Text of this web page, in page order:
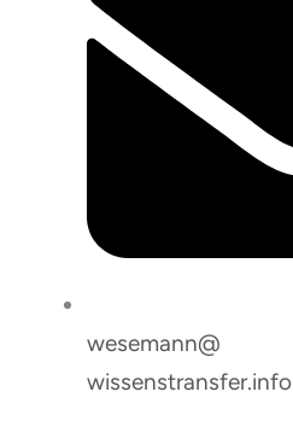
wesemann@
wissenstransfer.info